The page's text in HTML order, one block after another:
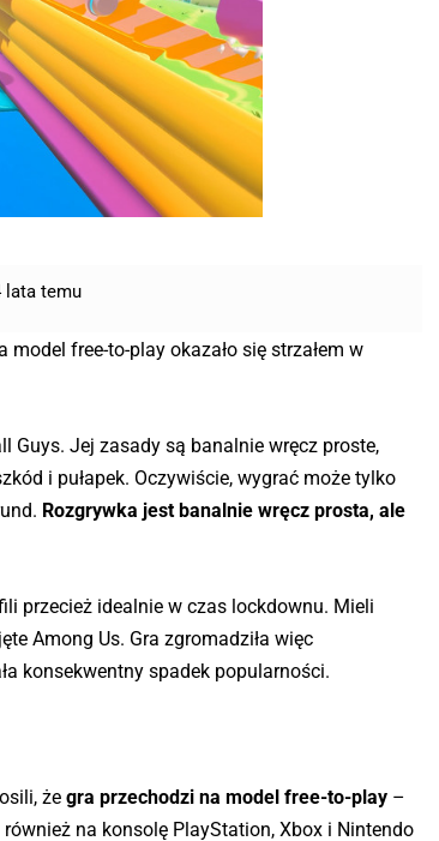
lata temu
free-to-play okazało się strzałem w
Guys. Jej zasady są banalnie wręcz proste,
i pułapek. Oczywiście, wygrać może tylko
Rozgrywka jest banalnie wręcz prosta, ale
przecież idealnie w czas lockdownu. Mieli
Among Us. Gra zgromadziła więc
konsekwentny spadek popularności.
żegra przechodzi na model free-to-play –
na konsolę PlayStation, Xbox i Nintendo